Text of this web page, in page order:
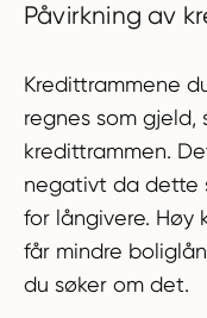
Påvirkning av
Kredittrammene
regnes som gjeld,
kredittrammen.
negativt da dette
for långivere. Høy
får mindre
du søker om det.